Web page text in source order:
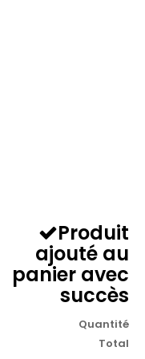
Produit
ajouté au
panier avec
succès
Quantité
Total